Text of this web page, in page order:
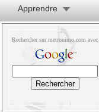
Apprendre
Rechercher sur metronimo.com avec